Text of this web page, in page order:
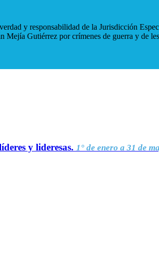
y responsabilidad de la Jurisdicción
Gutiérrez por crímenes de guerra y de
y lideresas. 1° de enero a 31 de